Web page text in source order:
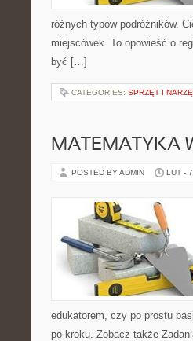
różnych typów podróżników.
miejscówek. To opowieść o
być […]
CATEGORIES: SPRZĘT I
MATEMATYKA
POSTED BY ADMIN LUT -
edukatorem, czy po prostu
po kroku. Zobacz także